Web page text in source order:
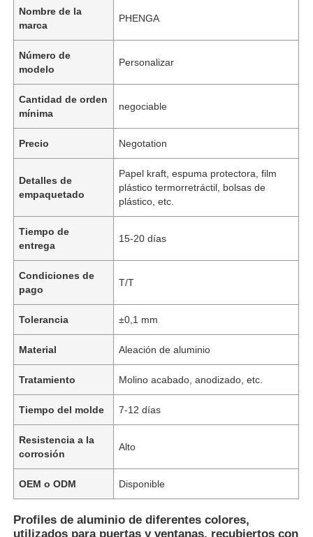
Nombre de la
marca
PHENGA
Número de
modelo
Personalizar
Cantidad de orden
mínima
negociable
Precio Negotation
Detalles de
empaquetado
Papel kraft, espuma protectora, film
plástico termorretráctil, bolsas de
plástico, etc.
Tiempo de
entrega
15-20 días
Condiciones de
pago
T/T
Tolerancia ±0,1 mm
Material Aleación de aluminio
Tratamiento Molino acabado, anodizado, etc.
Tiempo del molde 7-12 días
Resistencia a la
corrosión
Alto
OEM o ODM Disponible
Profiles de aluminio de diferentes colores,
utilizados para puertas y ventanas, recubiertos con